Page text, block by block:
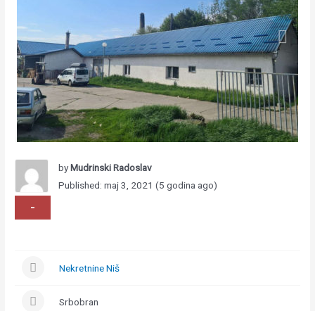
byMudrinski Radoslav
Published: maj 3, 2021 (5 godina ago)
-
Nekretnine Niš
Srbobran